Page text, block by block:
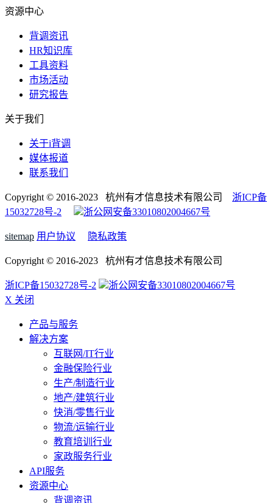
资源中心
背调资讯
HR知识库
工具资料
市场活动
研究报告
关于我们
关于i背调
媒体报道
联系我们
Copyright © 2016-2023 杭州有才信息技术有限公司 浙ICP备
15032728号-2
浙公网安备33010802004667号
sitemap 用户协议 隐私政策
Copyright © 2016-2023 杭州有才信息技术有限公司
浙ICP备15032728号-2
浙公网安备33010802004667号
X 关闭
产品与服务
解决方案
互联网/IT行业
金融保险行业
生产/制造行业
地产/建筑行业
快消/零售行业
物流/运输行业
教育培训行业
家政服务行业
API服务
资源中心
背调资讯